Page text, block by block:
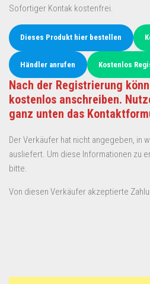
Sofortiger Kontak kostenfrei.
Dieses Produkt hier bestellen
Händler anrufen Kostenlos
Nach der Registrierung
kostenlos anschreiben.
ganz unten das
Der Verkäufer hat nicht angegeben, in
ausliefert. Um diese Informationen zu
bitte.
Von diesen Verkäufer akzeptierte